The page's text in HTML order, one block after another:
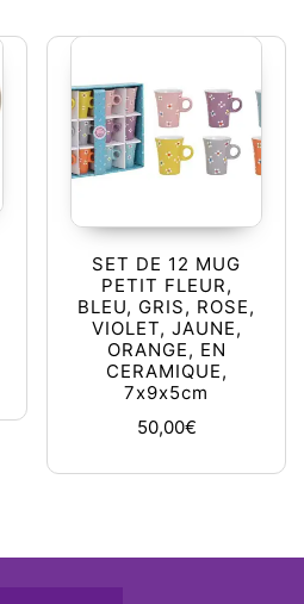
SET DE 12 MUG
PETIT FLEUR,
BLEU, GRIS, ROSE,
VIOLET, JAUNE,
ORANGE, EN
CERAMIQUE,
7x9x5cm
50,00€